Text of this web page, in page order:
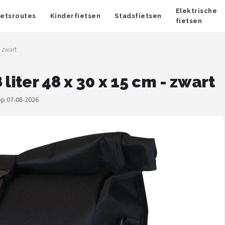
Kinderfietsen Stadsfietsen
Elektrische
fietsen
zwart
48 x 30 x 15 cm - zwart
07-08-2026